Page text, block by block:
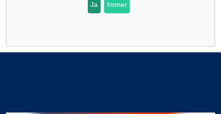
Ja Immer